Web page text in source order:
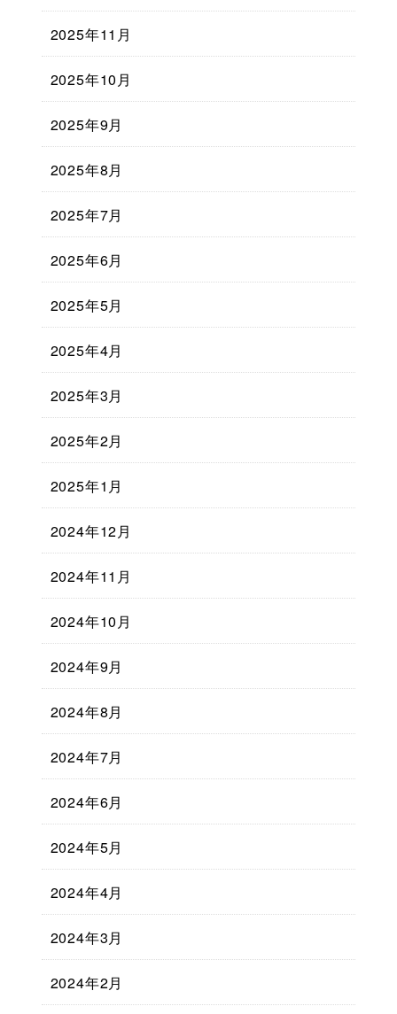
2025年11月
2025年10月
2025年9月
2025年8月
2025年7月
2025年6月
2025年5月
2025年4月
2025年3月
2025年2月
2025年1月
2024年12月
2024年11月
2024年10月
2024年9月
2024年8月
2024年7月
2024年6月
2024年5月
2024年4月
2024年3月
2024年2月